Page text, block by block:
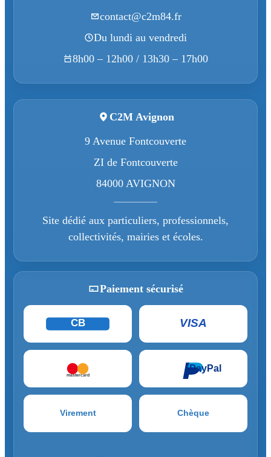
contact@c2m84.fr
Du lundi au vendredi
8h00 – 12h00 / 13h30 – 17h00
C2M Avignon
9 Avenue Fontcouverte
ZI de Fontcouverte
84000 AVIGNON
Site dédié aux particuliers, professionnels,
collectivités, mairies et écoles.
Paiement sécurisé
CB VISA
mastercard
PayPal
Virement Chèque